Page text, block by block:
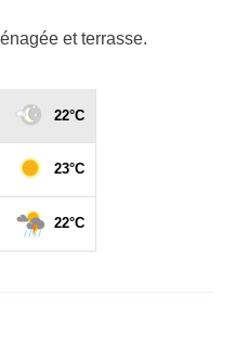
et terrasse.